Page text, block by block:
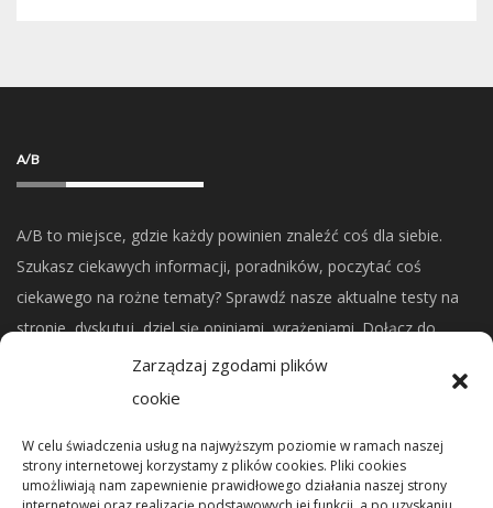
Zarządzaj zgodami plików
cookie
W celu świadczenia usług na najwyższym poziomie w ramach naszej
strony internetowej korzystamy z plików cookies. Pliki cookies
umożliwiają nam zapewnienie prawidłowego działania naszej strony
A/B
A/B to miejsce, gdzie każdy powinien znaleźć coś dla siebie.
Szukasz ciekawych informacji, poradników, poczytać coś
ciekawego na rożne tematy? Sprawdź nasze aktualne testy na
stronie, dyskutuj, dziel się opiniami, wrażeniami. Dołącz do
naszej społeczności.
Mikrorachunek podatkowy: przelewy i księgowanie